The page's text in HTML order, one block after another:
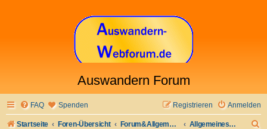
Auswandern Forum
FAQ Spenden Anmelden
Registrieren
Startseite Foren-Übersicht Forum&Allgemeines Allgemeines zum Thema Auswandern